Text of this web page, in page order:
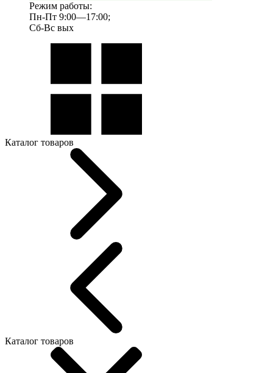
Режим работы:
Пн-Пт 9:00—17:00;
Сб-Вс вых
Каталог товаров
Каталог товаров